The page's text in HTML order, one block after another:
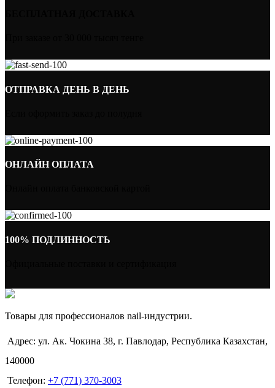
ОТПРАВКА ДЕНЬ В ДЕНЬ
ОНЛАЙН ОПЛАТА
100% ПОДЛИННОСТЬ
Товары для профессионалов nail-индустрии.
Адрес: ул. Ак. Чокина 38, г. Павлодар, Республика Казахстан,
140000
Телефон: +7 (771) 370-3003